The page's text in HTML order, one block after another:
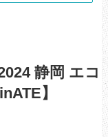
静岡 エコ
】